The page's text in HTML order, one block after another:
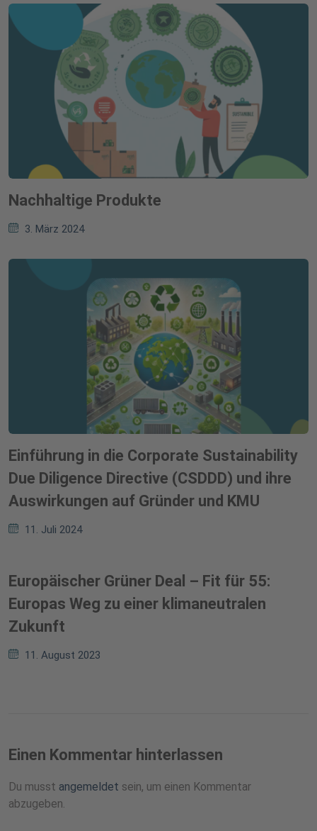
Nachhaltige Produkte
3. März 2024
Einführung in die Corporate Sustainability
Due Diligence Directive (CSDDD) und ihre
Auswirkungen auf Gründer und KMU
11. Juli 2024
Europäischer Grüner Deal – Fit für 55:
Europas Weg zu einer klimaneutralen
Zukunft
11. August 2023
Einen Kommentar hinterlassen
Du musst angemeldet sein, um einen Kommentar
abzugeben.